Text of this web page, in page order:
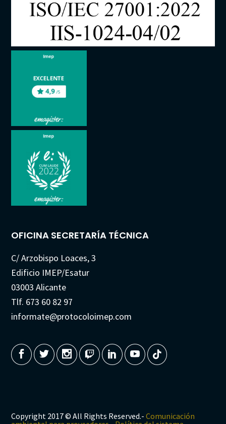
OFICINA SECRETARÍA TÉCNICA
C/ Arzobispo Loaces, 3
Edificio IMEP/Esatur
03003 Alicante
Tlf. 673 60 82 97
informate@protocoloimep.com
Copyright 2017 © All Rights Reserved.-Comunicación